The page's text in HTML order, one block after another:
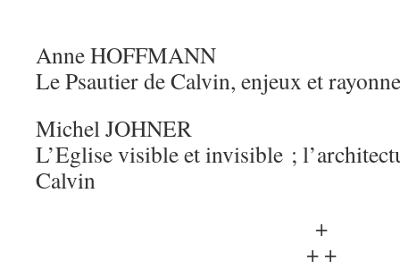
Anne HOFFMANN
Le Psautier de Calvin, enjeux et
Michel JOHNER
L’Eglise visible et invisible ;
Calvin
+
+ +